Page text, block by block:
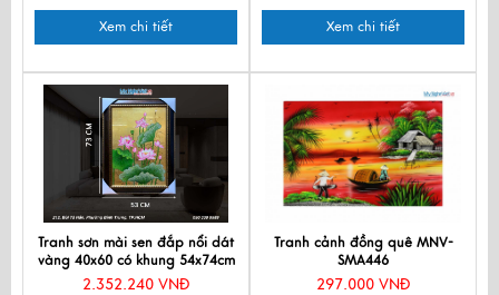
Xem chi tiết Xem chi tiết
Tranh sơn mài sen đắp nổi dát
vàng 40x60 có khung 54x74cm
TSM571-1.12
2.352.240 VNĐ
Tranh cảnh đồng quê MNV-
SMA446
297.000 VNĐ